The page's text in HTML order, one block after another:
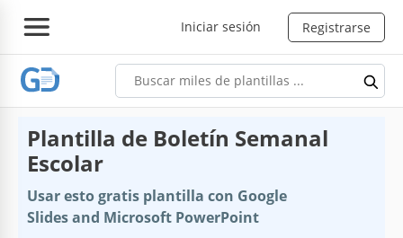
Iniciar sesión Registrarse
Plantilla de Boletín Semanal
Escolar
Usar esto gratis plantilla con Google
Slides and Microsoft PowerPoint